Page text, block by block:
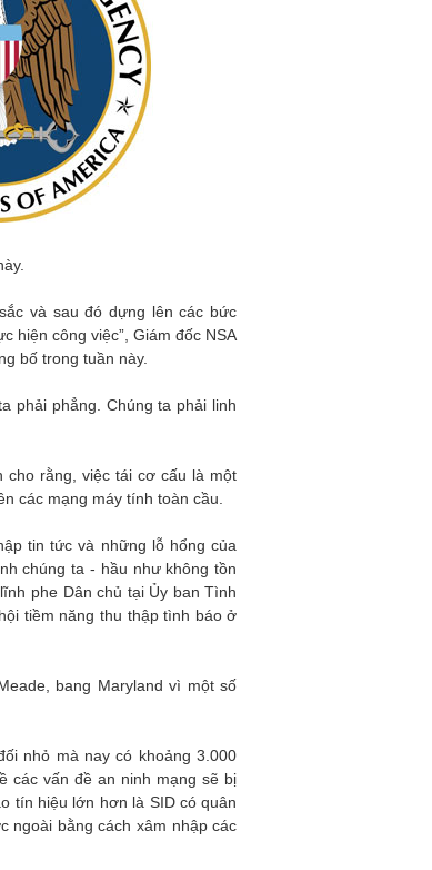
và sau đó dựng lên các bức
hiện công việc”, Giám đốc NSA
bố trong tuần này.
phải phẳng. Chúng ta phải linh
cho rằng, việc tái cơ cấu là một
các mạng máy tính toàn cầu.
tin tức và những lỗ hổng của
chúng ta - hầu như không tồn
phe Dân chủ tại Ủy ban Tình
tiềm năng thu thập tình báo ở
bang Maryland vì một số
nhỏ mà nay có khoảng 3.000
các vấn đề an ninh mạng sẽ bị
tín hiệu lớn hơn là SID có quân
ngoài bằng cách xâm nhập các